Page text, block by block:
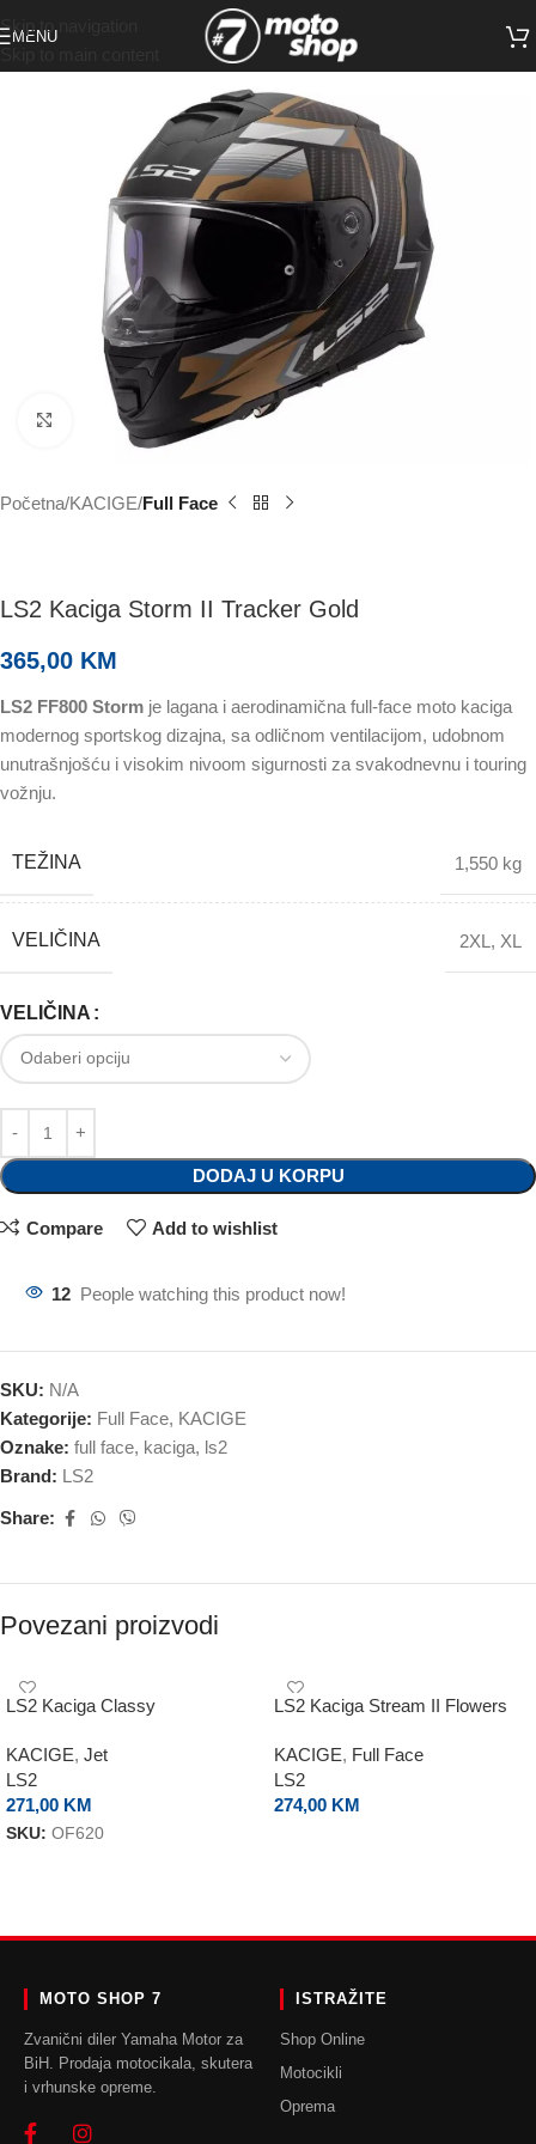
Skip to navigation
MENU
Click to enlarge
Početna KACIGE Full Face
LS2 Kaciga Storm II Tracker Gold
365,00 KM
LS2 FF800 Storm je lagana i aerodinamična full-face moto kaciga
modernog sportskog dizajna, sa odličnom ventilacijom, udobnom
unutrašnjošću i visokim nivoom sigurnosti za svakodnevnu i touring
vožnju.
TEŽINA 1,550 kg
VELIČINA 2XL , XL
VELIČINA
DODAJ U KORPU
Compare Add to wishlist
12 People watching this product now!
SKU: N/A
Kategorije: Full Face, KACIGE
Oznake: full face, kaciga, ls2
Brand: LS2
Share:
Povezani proizvodi
LS2 Kaciga Classy
KACIGE, Jet
LS2
271,00 KM
SKU: OF620
LS2 Kaciga Stream II Flowers
KACIGE, Full Face
LS2
274,00 KM
MOTO SHOP 7
Zvanični diler Yamaha Motor za
BiH. Prodaja motocikala, skutera
i vrhunske opreme.
ISTRAŽITE
Shop Online
Motocikli
Oprema